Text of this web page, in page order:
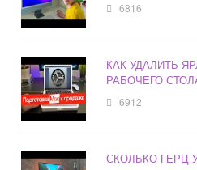
6816
КАК УДАЛИТЬ
РАБОЧЕГО
6912
СКОЛЬКО ГЕРЦ